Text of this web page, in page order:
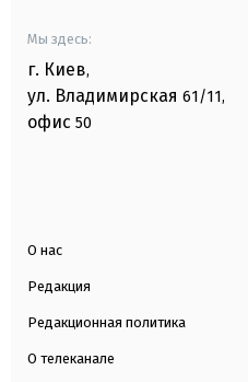
Мы здесь:
г. Киев,
ул. Владимирская 61/11,
офис 50
О нас
Редакция
Редакционная политика
О телеканале